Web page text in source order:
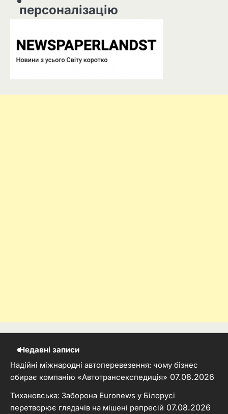
персоналізацію
Недавні записи
Надійні міжнародні автоперевезення: чому бізнес
обирає компанію «Автотрансекспедиція» 07.08.2026
Тихановська: Заборона Euronews у Білорусі
перетворює глядачів на мішені репресій 07.08.2026